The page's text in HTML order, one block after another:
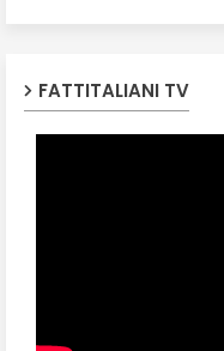
FATTITALIANI TV